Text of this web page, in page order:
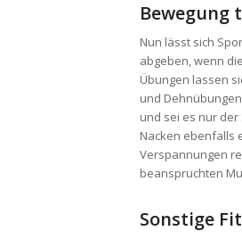
Bewegung
Nun lässt sich
abgeben, wenn
Übungen lassen
und
und sei es nur der
Nacken ebenfalls
Verspannungen
beanspruchten
Sonstige